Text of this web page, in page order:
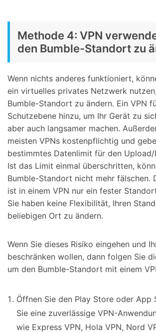
Methode 4: VPN
den Bumble-Standort zu
Wenn nichts anderes funktioniert,
ein virtuelles privates Netzwerk
Bumble-Standort zu ändern. Ein VPN
Schutzebene hinzu, um Ihr Gerät zu
aber auch langsamer machen.
meisten VPNs kostenpflichtig und
bestimmtes Datenlimit für den
Ist das Limit einmal überschritten,
Bumble-Standort nicht mehr fälschen.
ist in einem VPN nur ein fester
Sie haben keine Flexibilität, Ihren
beliebigen Ort zu ändern.
Wenn Sie dieses Risiko eingehen und
beschränken wollen, dann folgen Sie
um den Bumble-Standort mit einem
Öffnen Sie den Play Store oder App
Sie eine zuverlässige VPN-
wie Express VPN, Hola VPN, Nord